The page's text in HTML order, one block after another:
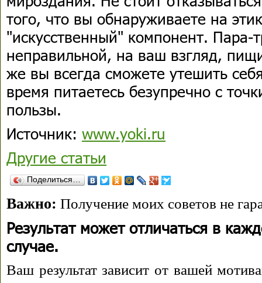
того, что вы обнаруживаете на
"искусственный" компонент. Пара-
неправильной, на ваш взгляд,
же вы всегда сможете утешить
время питаетесь безупречно с
пользы.
Источник: www.yoki.ru
Другие статьи
Поделиться…
Важно: Получение моих советов не
Результат может отличаться в
случае.
Ваш результат зависит от вашей